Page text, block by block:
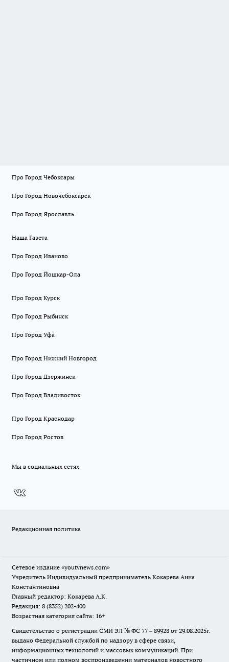
Про Город Чебоксары
Про Город Новочебоксарск
Про Город Ярославль
Наша Газета
Про Город Иваново
Про Город Йошкар-Ола
Про Город Курск
Про Город Рыбинск
Про Город Уфа
Про Город Нижний Новгород
Про Город Дзержинск
Про Город Владивосток
Про Город Краснодар
Про Город Ростов
Мы в социальных сетях
Редакционная политика
Сетевое издание «youtvnews.com»
Учредитель Индивидуальный предприниматель Кокарева Анна
Константиновна
Главный редактор: Кокарева А.К.
Редакция: 8 (8352) 202-400
Возрастная категория сайта: 16+
Свидетельство о регистрации СМИ ЭЛ № ФС 77 – 89928 от 29.08.2025г.
выдано Федеральной службой по надзору в сфере связи,
информационных технологий и массовых коммуникаций. При
частичном или полном воспроизведении материалов новостного